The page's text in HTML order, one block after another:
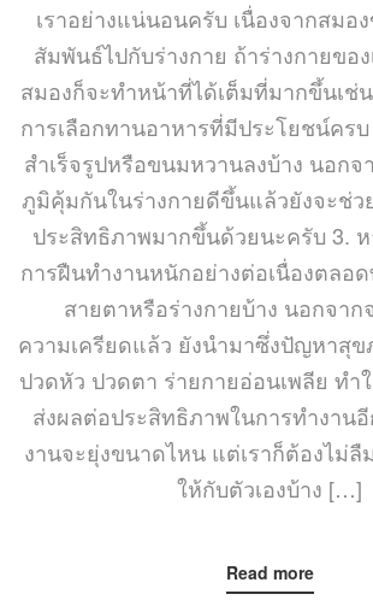
เราอย่างแน่นอนครับ เนื่องจากสมอ
สัมพันธ์ไปกับร่างกาย ถ้าร่างกายขอ
สมองก็จะทำหน้าที่ได้เต็มที่มากขึ้นเช่
การเลือกทานอาหารที่มีประโยชน์คร
สำเร็จรูปหรือขนมหวานลงบ้าง นอกจ
ภูมิคุ้มกันในร่างกายดีขึ้นแล้วยังจะช่ว
ประสิทธิภาพมากขึ้นด้วยนะครับ 3. ห
การฝืนทำงานหนักอย่างต่อเนื่องตลอ
สายตาหรือร่างกายบ้าง นอกจาก
ความเครียดแล้ว ยังนำมาซึ่งปัญหาสุ
ปวดหัว ปวดตา ร่ายกายอ่อนเพลีย ทำ
ส่งผลต่อประสิทธิภาพในการทำงาน
งานจะยุ่งขนาดไหน แต่เราก็ต้องไม่ลื
ให้กับตัวเองบ้าง […]
Read more